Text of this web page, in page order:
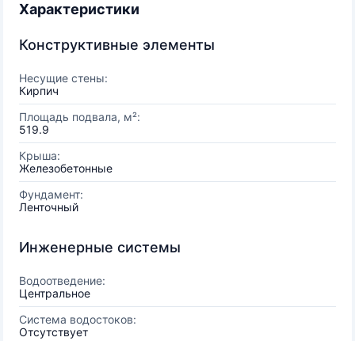
Характеристики
Конструктивные элементы
Несущие стены:
Кирпич
Площадь подвала, м²:
519.9
Крыша:
Железобетонные
Фундамент:
Ленточный
Инженерные системы
Водоотведение:
Центральное
Система водостоков:
Отсутствует